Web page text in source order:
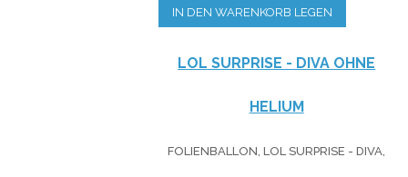
IN DEN WARENKORB LEGEN
LOL SURPRISE - DIVA OHNE
HELIUM
FOLIENBALLON, LOL SURPRISE - DIVA,